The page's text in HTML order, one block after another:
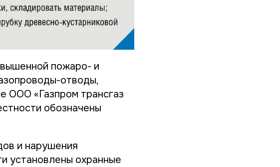
пожаро- и
отводы,
ООО «Газпром трансгаз
обозначены
и нарушения
установлены охранные